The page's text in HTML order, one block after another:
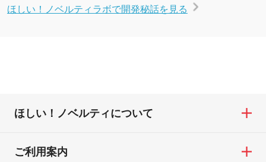
ほしい！ノベルティラボで開発秘話を見る
ほしい！ノベルティについて
ご利用案内